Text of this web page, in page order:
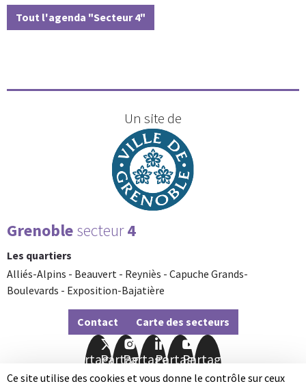
Ce site utilise des cookies et vous donne le contrôle sur ceux
Tout l'agenda "Secteur 4"
Un site de
Grenoblesecteur4
Les quartiers
Alliés-Alpins - Beauvert - Reyniès - Capuche Grands-
Boulevards - Exposition-Bajatière
Contact Carte des secteurs
Partager
sur
Partager
sur
Partager
sur
Partager
sur
Partager
sur